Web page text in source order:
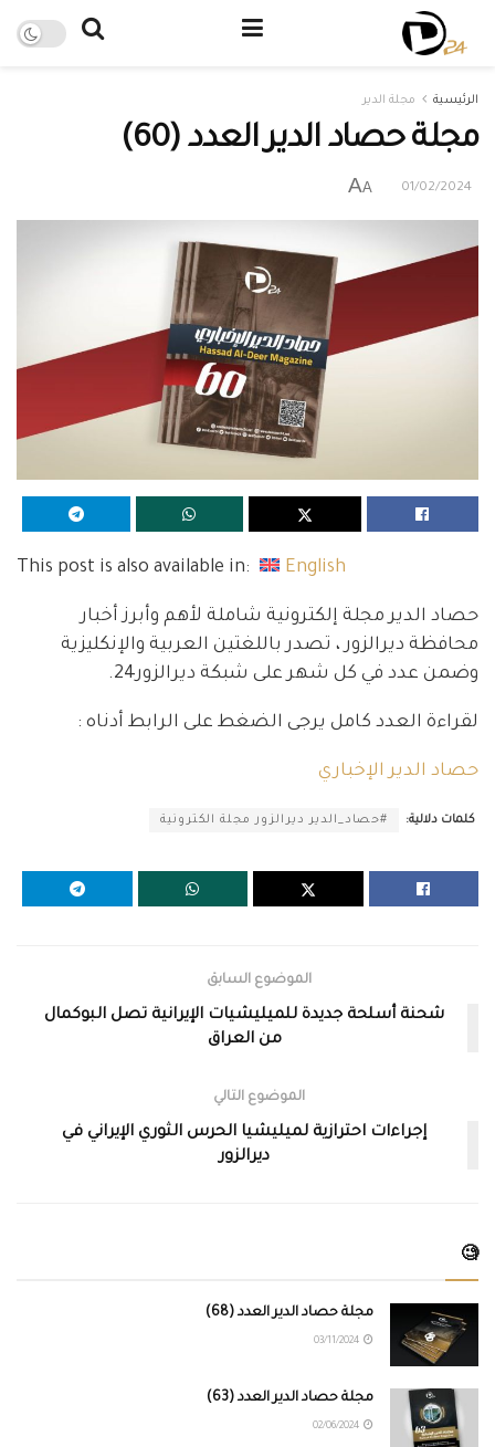
الرئيسية مجلة الدير
مجلة حصاد الدير العدد (60)
01/02/2024
A
A
This post is also available in: English
حصاد الدير مجلة إلكترونية شاملة لأهم وأبرز أخبار
محافظة ديرالزور ، تصدر باللغتين العربية والإنكليزية
وضمن عدد في كل شهر على شبكة ديرالزور24.
لقراءة العدد كامل يرجى الضغط على الرابط أدناه :
حصاد الدير الإخباري
كلمات دلالية: #حصاد_الدير ديرالزور مجلة الكترونية
الموضوع السابق
شحنة أسلحة جديدة للميليشيات الإيرانية تصل البوكمال
من العراق
الموضوع التالي
إجراءات احترازية لميليشيا الحرس الثوري الإيراني في
ديرالزور
🧐
مجلة حصاد الدير العدد (68)
مجلة حصاد الدير العدد (63)